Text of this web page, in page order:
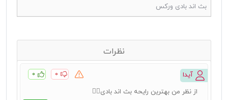
بث اند بادی ورکس
نظرات
آیدا ۰ ۰
از نظر من بهترین رایحه بث اند بادی👌🏻